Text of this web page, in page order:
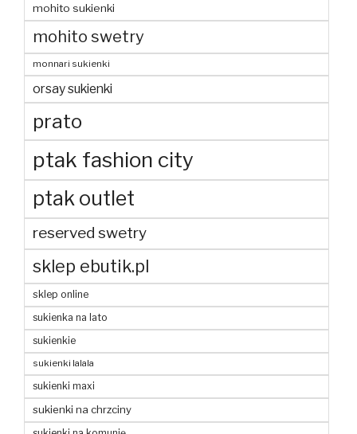
mohito sukienki
mohito swetry
monnari sukienki
orsay sukienki
prato
ptak fashion city
ptak outlet
reserved swetry
sklep ebutik.pl
sklep online
sukienka na lato
sukienkie
sukienki lalala
sukienki maxi
sukienki na chrzciny